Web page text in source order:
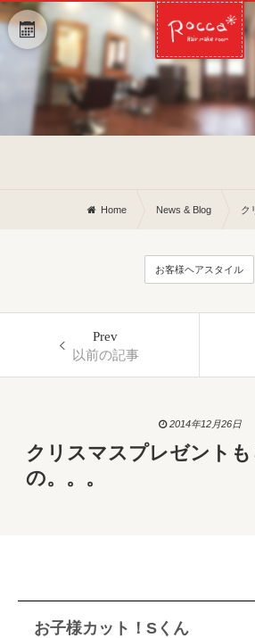
Home News & Blog クリスマ
お客様ヘアスタイル
Prev
以前の記事
2014年12月26日
クリスマスプレゼント
の。。。
お子様カット！Sくん